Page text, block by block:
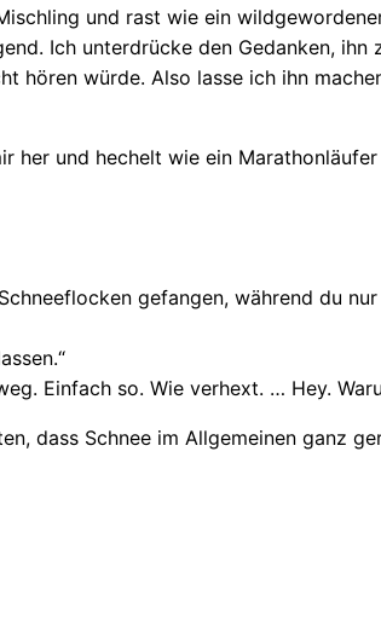
und rast wie ein
Ich unterdrücke den Gedanken, ihn
hören würde. Also lasse ich ihn
her und hechelt wie ein
gefangen, während du
Einfach so. Wie verhext. … Hey.
dass Schnee im Allgemeinen ganz